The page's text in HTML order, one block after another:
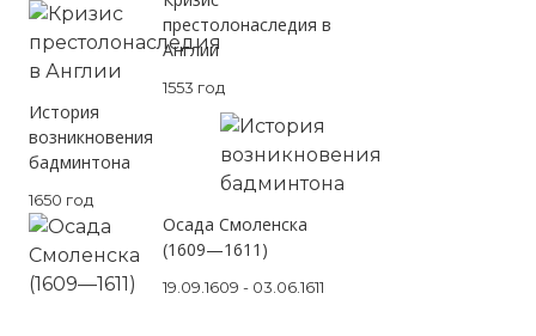
престолонаследия в
Англии
1553 год
История
возникновения
бадминтона
1650 год
Осада Смоленска
(1609—1611)
19.09.1609 - 03.06.1611
☓